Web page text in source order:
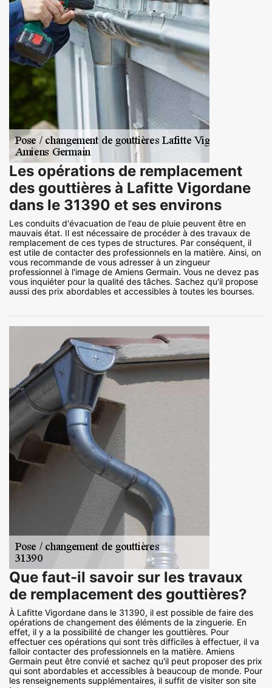
Les opérations de remplacement
des gouttières à Lafitte Vigordane
dans le 31390 et ses environs
Les conduits d'évacuation de l'eau de pluie peuvent être en
mauvais état. Il est nécessaire de procéder à des travaux de
remplacement de ces types de structures. Par conséquent, il
est utile de contacter des professionnels en la matière. Ainsi, on
vous recommande de vous adresser à un zingueur
professionnel à l'image de Amiens Germain. Vous ne devez pas
vous inquiéter pour la qualité des tâches. Sachez qu'il propose
aussi des prix abordables et accessibles à toutes les bourses.
Que faut-il savoir sur les travaux
de remplacement des gouttières?
À Lafitte Vigordane dans le 31390, il est possible de faire des
opérations de changement des éléments de la zinguerie. En
effet, il y a la possibilité de changer les gouttières. Pour
effectuer ces opérations qui sont très difficiles à effectuer, il va
falloir contacter des professionnels en la matière. Amiens
Germain peut être convié et sachez qu'il peut proposer des prix
qui sont abordables et accessibles à beaucoup de monde. Pour
les renseignements supplémentaires, il suffit de visiter son site